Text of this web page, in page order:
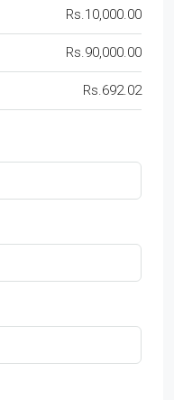
Rs.10,000.00
Rs.90,000.00
Rs.692.02